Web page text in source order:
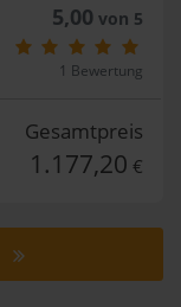
5,00 von 5
1 Bewertung
Gesamtpreis
1.177,20 €